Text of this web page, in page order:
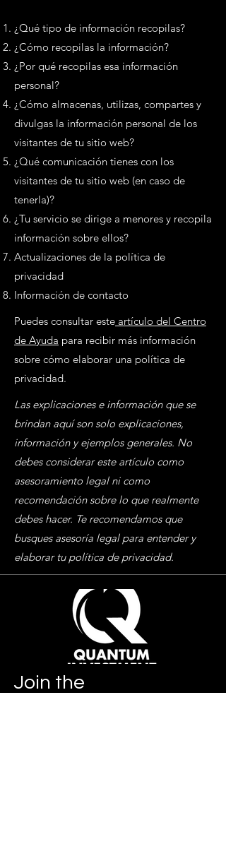
¿Qué tipo de información recopilas?
¿Cómo recopilas la información?
¿Por qué recopilas esa información
personal?
¿Cómo almacenas, utilizas, compartes y
divulgas la información personal de los
visitantes de tu sitio web?
¿Qué comunicación tienes con los
visitantes de tu sitio web (en caso de
tenerla)?
¿Tu servicio se dirige a menores y recopila
información sobre ellos?
Actualizaciones de la política de
privacidad
Información de contacto
Puedes consultar este artículo del Centro
de Ayuda para recibir más información
sobre cómo elaborar una política de
privacidad.
Las explicaciones e información que se
brindan aquí son solo explicaciones,
información y ejemplos generales. No
debes considerar este artículo como
asesoramiento legal ni como
recomendación sobre lo que realmente
debes hacer. Te recomendamos que
busques asesoría legal para entender y
elaborar tu política de privacidad.
Join the